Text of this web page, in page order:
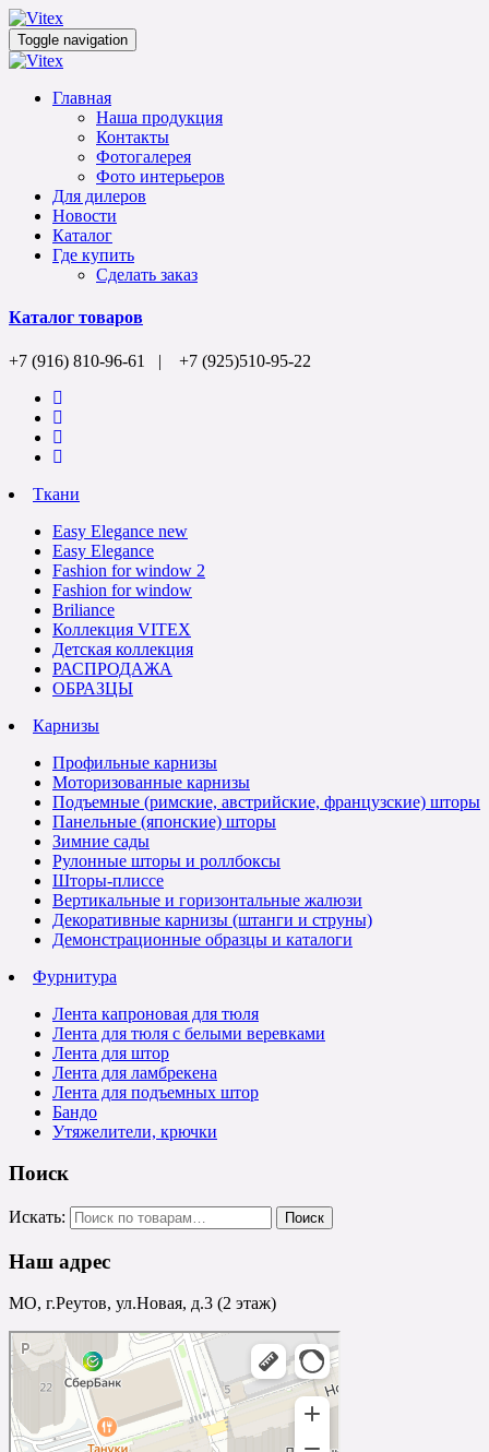
Toggle navigation
Главная
Наша продукция
Контакты
Фотогалерея
Фото интерьеров
Для дилеров
Новости
Каталог
Где купить
Сделать заказ
Каталог товаров
+7 (916) 810-96-61 | +7 (925)510-95-22
Ткани
Easy Elegance new
Easy Elegance
Fashion for window 2
Fashion for window
Briliance
Коллекция VITEX
Детская коллекция
РАСПРОДАЖА
ОБРАЗЦЫ
Карнизы
Профильные карнизы
Моторизованные карнизы
Подъемные (римские, австрийские, французские) шторы
Панельные (японские) шторы
Зимние сады
Рулонные шторы и роллбоксы
Шторы-плиссе
Вертикальные и горизонтальные жалюзи
Декоративные карнизы (штанги и струны)
Демонстрационные образцы и каталоги
Фурнитура
Лента капроновая для тюля
Лента для тюля с белыми веревками
Лента для штор
Лента для ламбрекена
Лента для подъемных штор
Бандо
Утяжелители, крючки
Поиск
Искать:
Наш адрес
МО, г.Реутов, ул.Новая, д.3 (2 этаж)
Реутов
Реутов — Яндекс.Карты